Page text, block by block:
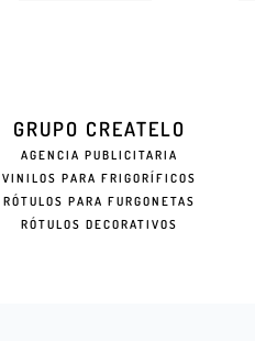
GRUPO CREATELO
AGENCIA PUBLICITARIA
VINILOS PARA FRIGORÍFICOS
RÓTULOS PARA FURGONETAS
RÓTULOS DECORATIVOS